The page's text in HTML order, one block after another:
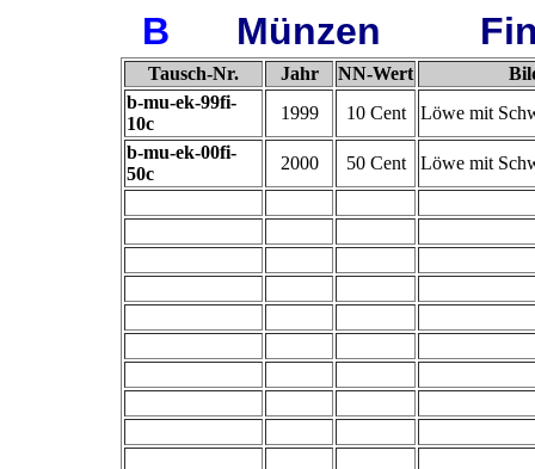
B Münzen
Tausch-Nr. Jahr NN-Wert
b-mu-ek-99fi-
10c
1999 10 Cent
Löwe mit
b-mu-ek-00fi-
50c
2000 50 Cent Löwe mit